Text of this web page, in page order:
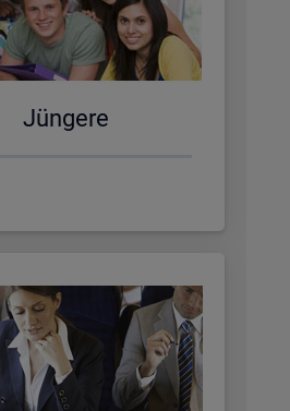
Jün­ge­re